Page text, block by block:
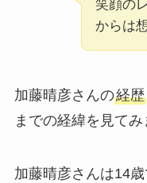
笑顔の
からは
加藤晴彦さんの経歴
までの経緯を見てみ
加藤晴彦さんは14歳